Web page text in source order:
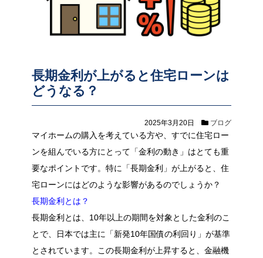
長期金利が上がると住宅ローンは
どうなる？
2025年3月20日 ブログ
マイホームの購入を考えている方や、すでに住宅ロー
ンを組んでいる方にとって「金利の動き」はとても重
要なポイントです。特に「長期金利」が上がると、住
宅ローンにはどのような影響があるのでしょうか？
長期金利とは？
長期金利とは、10年以上の期間を対象とした金利のこ
とで、日本では主に「新発10年国債の利回り」が基準
とされています。この長期金利が上昇すると、金融機